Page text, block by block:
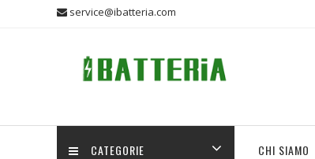
service@ibatteria.com
CATEGORIE CHI SIAMO